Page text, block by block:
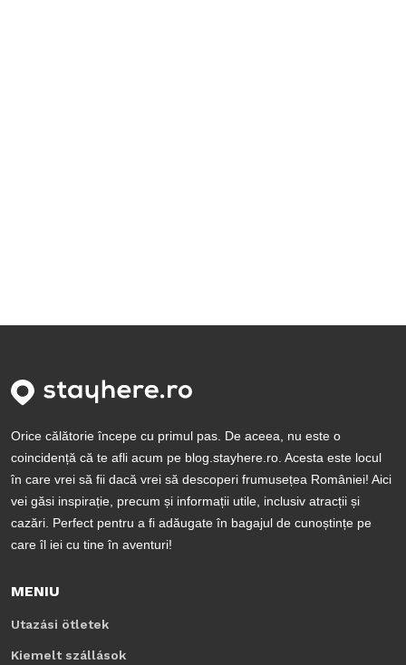
Orice călătorie începe cu primul pas. De aceea, nu este o
coincidență că te afli acum pe blog.stayhere.ro. Acesta este locul
în care vrei să fii dacă vrei să descoperi frumusețea României! Aici
vei găsi inspirație, precum și informații utile, inclusiv atracții și
cazări. Perfect pentru a fi adăugate în bagajul de cunoștințe pe
care îl iei cu tine în aventuri!
MENIU
Utazási ötletek
Kiemelt szállások